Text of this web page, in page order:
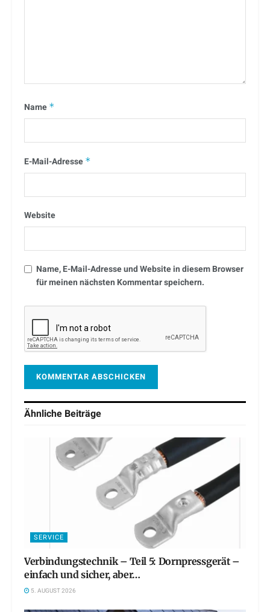
Name *
E-Mail-Adresse *
Website
Name, E-Mail-Adresse und Website in diesem Browser
für meinen nächsten Kommentar speichern.
Ähnliche Beiträge
SERVICE
Verbindungstechnik – Teil 5: Dornpressgerät –
einfach und sicher, aber…
5. AUGUST 2026